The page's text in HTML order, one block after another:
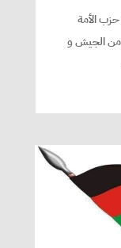
حزب الأمة
من الجيش و